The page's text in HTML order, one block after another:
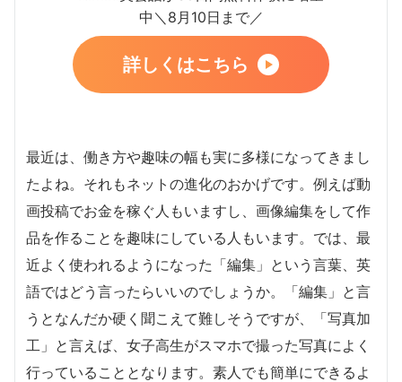
中＼8月10日まで／
詳しくはこちら
最近は、働き方や趣味の幅も実に多様になってきまし
たよね。それもネットの進化のおかげです。例えば動
画投稿でお金を稼ぐ人もいますし、画像編集をして作
品を作ることを趣味にしている人もいます。では、最
近よく使われるようになった「編集」という言葉、英
語ではどう言ったらいいのでしょうか。「編集」と言
うとなんだか硬く聞こえて難しそうですが、「写真加
工」と言えば、女子高生がスマホで撮った写真によく
行っていることとなります。素人でも簡単にできるよ